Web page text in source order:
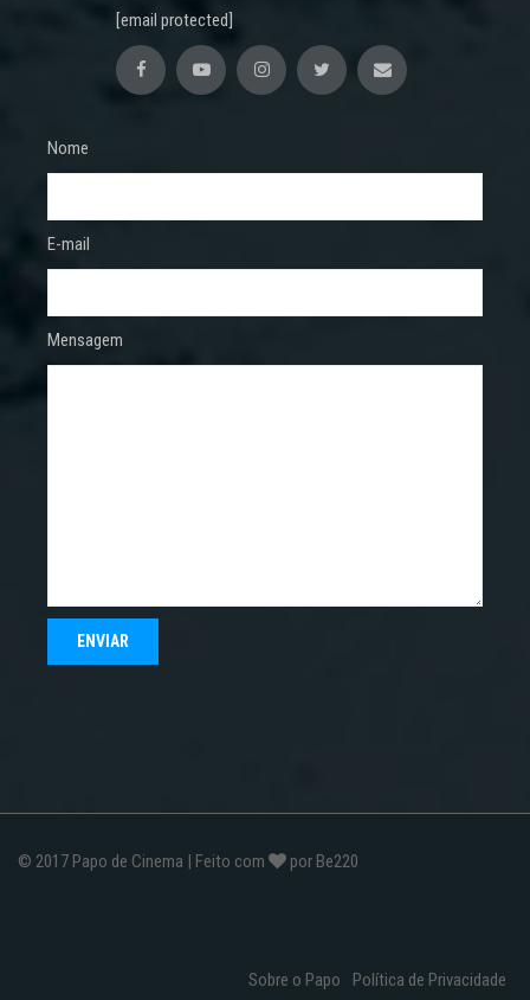
[email protected]
Nome
E-mail
Mensagem
© 2017 Papo de Cinema | Feito com por Be220
Sobre o Papo Política de Privacidade